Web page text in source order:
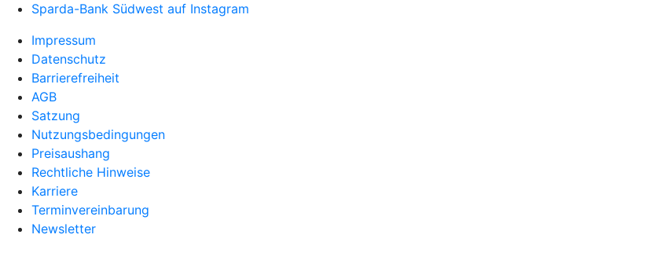
Sparda-Bank Südwest auf Instagram
Impressum
Datenschutz
Barrierefreiheit
AGB
Satzung
Nutzungsbedingungen
Preisaushang
Rechtliche Hinweise
Karriere
Terminvereinbarung
Newsletter